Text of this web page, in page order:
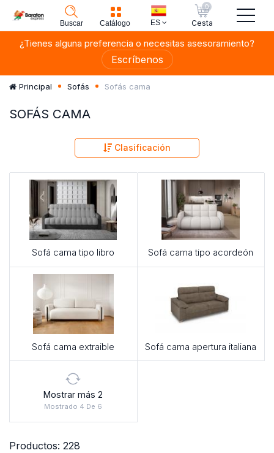
Buscar Catálogo ES
0
Cesta
¿Tienes alguna preferencia o necesitas asesoramiento?
Escríbenos
Principal Sofás Sofás cama
SOFÁS CAMA
Clasificación
Sofá cama tipo libro Sofá cama tipo acordeón
Sofá cama extraible Sofá cama apertura italiana
Mostrar más 2
Mostrado 4 De 6
Productos: 228